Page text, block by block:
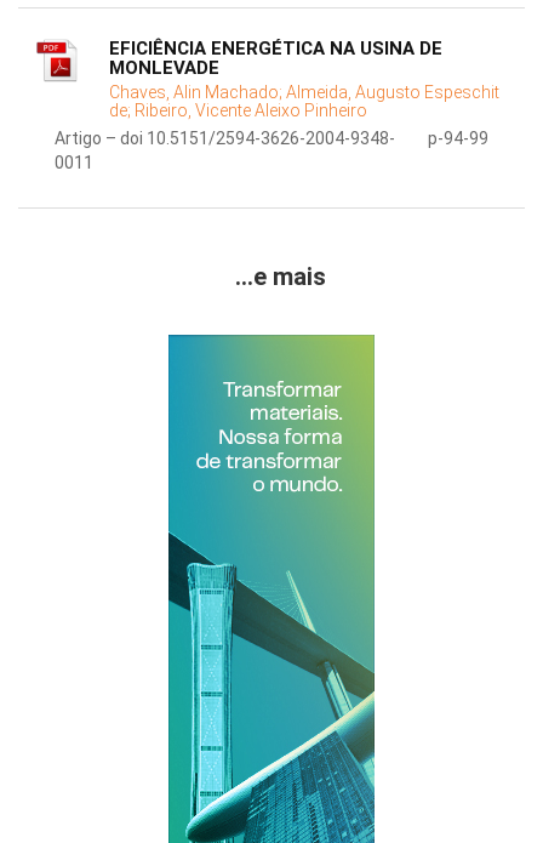
EFICIÊNCIA ENERGÉTICA NA USINA DE
MONLEVADE
Chaves, Alin Machado; Almeida, Augusto Espeschit
de; Ribeiro, Vicente Aleixo Pinheiro
Artigo – doi 10.5151/2594-3626-2004-9348-
0011
p-94-99
...e mais